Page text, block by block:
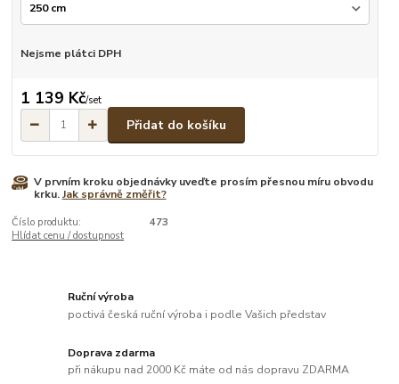
Nejsme plátci DPH
1 139 Kč/set
Přidat do košíku
V prvním kroku objednávky uveďte prosím přesnou míru obvodu
krku.Jak správně změřit?
Číslo produktu:
473
Hlídat cenu / dostupnost
Ruční výroba
poctivá česká ruční výroba i podle Vašich představ
Doprava zdarma
při nákupu nad 2000 Kč máte od nás dopravu ZDARMA